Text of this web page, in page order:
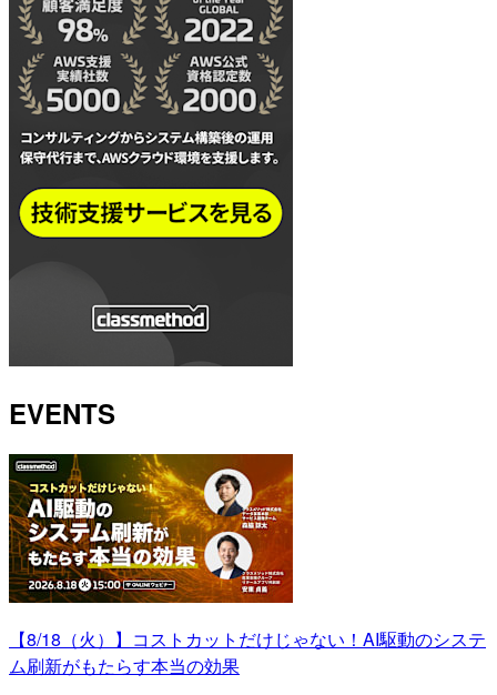
EVENTS
【8/18（火）】コストカットだけじゃない！AI駆動のシステ
ム刷新がもたらす本当の効果